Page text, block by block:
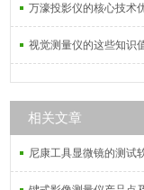
万濠投影仪的核心技术
视觉测量仪的这些知识
相关文章
尼康工具显微镜的测试